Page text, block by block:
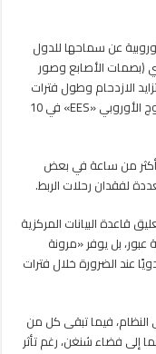
بتعليق
“البصمة
البيومترية”
مؤقتاً
بمنافذ
مغلقة
عن سماحها للدول
(بصمات الأصابع وصور
الازدحام وطول فترات
الانتظار منذ التشغيل الكامل لنظام الدخول والخروج الأوروبي «EES» في 10
أكثر من ساعة في بعض
لفقدان رحلات الربط.
قاعدة البيانات المركزية
نحو 61 مليون عملية عبور، بل يوفر «مرونة
عند الضرورة خلال فترات
فيما تبقى كل من
إلى فضاء شنغن، رغم تأثر